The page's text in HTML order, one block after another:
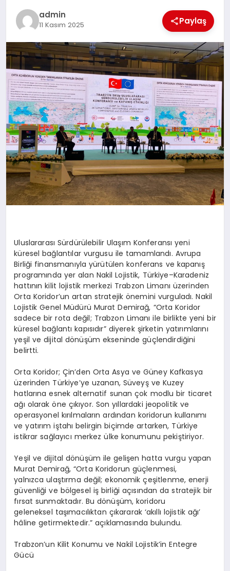
admin
11 Kasım 2025 Paylaş
Uluslararası Sürdürülebilir Ulaşım Konferansı yeni
küresel bağlantılar vurgusu ile tamamlandı. Avrupa
Birliği finansmanıyla yürütülen konferans ve kapanış
programında yer alan Nakil Lojistik, Türkiye–Karadeniz
hattının kilit lojistik merkezi Trabzon Limanı üzerinden
Orta Koridor’un artan stratejik önemini vurguladı. Nakil
Lojistik Genel Müdürü Murat Demirağ, “Orta Koridor
sadece bir rota değil; Trabzon Limanı ile birlikte yeni bir
küresel bağlantı kapısıdır” diyerek şirketin yatırımlarını
yeşil ve dijital dönüşüm ekseninde güçlendirdiğini
belirtti.
Orta Koridor; Çin’den Orta Asya ve Güney Kafkasya
üzerinden Türkiye’ye uzanan, Süveyş ve Kuzey
hatlarına esnek alternatif sunan çok modlu bir ticaret
ağı olarak öne çıkıyor. Son yıllardaki jeopolitik ve
operasyonel kırılmaların ardından koridorun kullanımı
ve yatırım iştahı belirgin biçimde artarken, Türkiye
istikrar sağlayıcı merkez ülke konumunu pekiştiriyor.
Yeşil ve dijital dönüşüm ile gelişen hatta vurgu yapan
Murat Demirağ, “Orta Koridorun güçlenmesi,
yalnızca ulaştırma değil; ekonomik çeşitlenme, enerji
güvenliği ve bölgesel iş birliği açısından da stratejik bir
fırsat sunmaktadır. Bu dönüşüm, koridoru
geleneksel taşımacılıktan çıkararak ‘akıllı lojistik ağı’
hâline getirmektedir.” açıklamasında bulundu.
Trabzon’un Kilit Konumu ve Nakil Lojistik’in Entegre
Gücü